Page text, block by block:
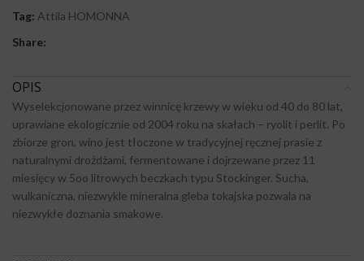
Tag: Attila HOMONNA
Share:
OPIS
Wyselekcjonowane przez winnicę krzewy w wieku od 40 do 80 lat,
uprawiane ekologicznie od 2004 roku na skałach – ryolit i perlit. Po
zbiorze gron, wino jest tłoczone w tradycyjnej ręcznej prasie z
naturalnymi drożdżami, fermentowane i dojrzewane przez 11
miesięcy w 5oo litrowych beczkach typu Stockinger. Sucha,
wulkaniczna, niezwykle mineralna gleba tokajska pozwala na
niezwykłe doznania smakowe.